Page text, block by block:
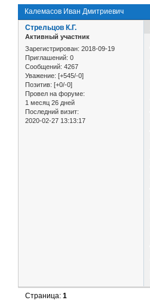
Калемасов Иван Дмитриевич
Стрельцов К.Г.
Активный участник
Зарегистрирован: 2018-09-19
Приглашений: 0
Сообщений: 4267
Уважение: [+545/-0]
Позитив: [+0/-0]
Провел на форуме:
1 месяц 26 дней
Последний визит:
2020-02-27 13:13:17
Страница:1